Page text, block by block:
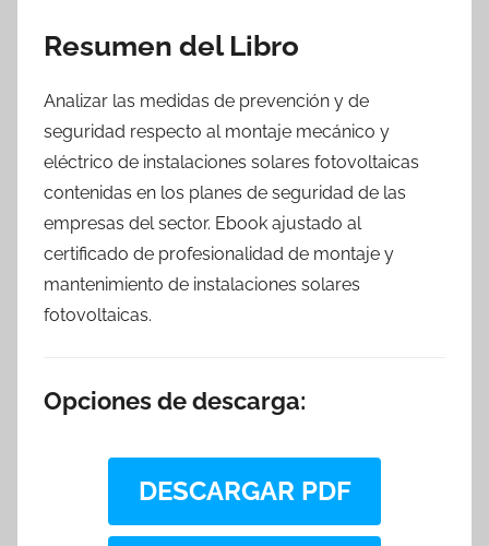
Resumen del Libro
Analizar las medidas de prevención y de
seguridad respecto al montaje mecánico y
eléctrico de instalaciones solares fotovoltaicas
contenidas en los planes de seguridad de las
empresas del sector. Ebook ajustado al
certificado de profesionalidad de montaje y
mantenimiento de instalaciones solares
fotovoltaicas.
Opciones de descarga:
DESCARGAR PDF